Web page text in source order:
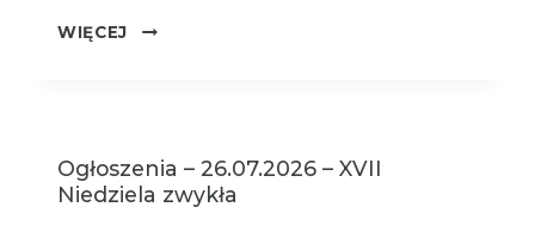
WIĘCEJ
OGŁOSZENIA
–
Ogłoszenia – 26.07.2026 – XVII
Niedziela zwykła